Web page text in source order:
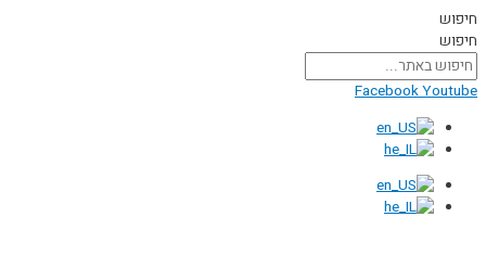
דילוג
לתוכן
חיפוש
חיפוש
FacebookYoutube